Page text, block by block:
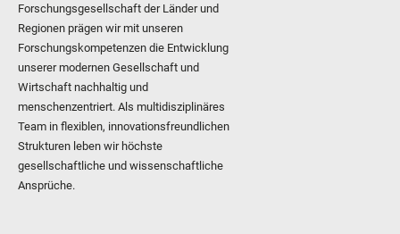
Forschungsgesellschaft der Länder und
Regionen prägen wir mit unseren
Forschungskompetenzen die Entwicklung
unserer modernen Gesellschaft und
Wirtschaft nachhaltig und
menschenzentriert. Als multidisziplinäres
Team in flexiblen, innovationsfreundlichen
Strukturen leben wir höchste
gesellschaftliche und wissenschaftliche
Ansprüche.